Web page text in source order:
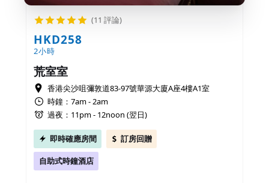
(11 評論)
HKD258
2小時
荒室室
香港尖沙咀彌敦道83-97號華源大廈A座4樓A1室
時鐘：7am - 2am
過夜：11pm - 12noon (翌日)
即時確應房間 訂房回贈
自助式時鐘酒店